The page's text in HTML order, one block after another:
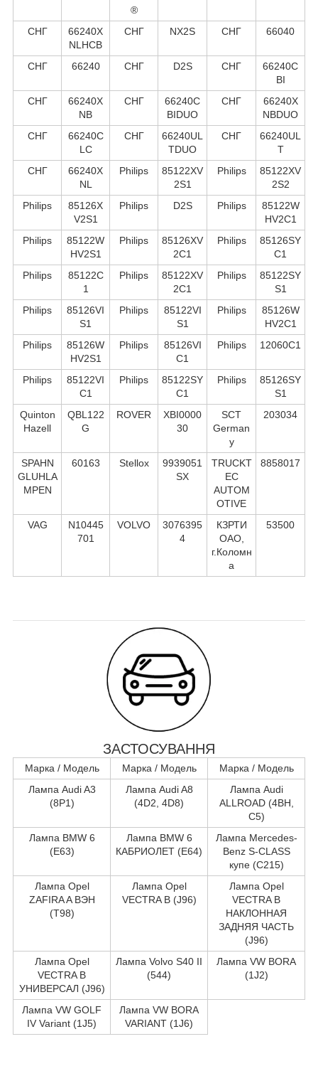
®
СНГ
66240X
NLHCB
СНГ NX2S СНГ 66040
СНГ 66240 СНГ D2S СНГ
66240C
BI
СНГ
66240X
NB
СНГ
66240C
BIDUO
СНГ
66240X
NBDUO
СНГ
66240C
LC
СНГ
66240UL
TDUO
СНГ
66240UL
T
СНГ
66240X
NL
Philips
85122XV
2S1
Philips
85122XV
2S2
Philips
85126X
V2S1
Philips D2S Philips
85122W
HV2C1
Philips
85122W
HV2S1
Philips
85126XV
2C1
Philips
85126SY
C1
Philips
85122C
1
Philips
85122XV
2C1
Philips
85122SY
S1
Philips
85126VI
S1
Philips
85122VI
S1
Philips
85126W
HV2C1
Philips
85126W
HV2S1
Philips
85126VI
C1
Philips 12060C1
Philips
85122VI
C1
Philips
85122SY
C1
Philips
85126SY
S1
Quinton
Hazell
QBL122
G
ROVER
XBI0000
30
SCT
German
y
203034
SPAHN
GLUHLA
MPEN
60163 Stellox
9939051
SX
TRUCKT
EC
AUTOM
OTIVE
8858017
VAG
N10445
701
VOLVO
3076395
4
КЗРТИ
ОАО,
г.Коломн
а
53500
ЗАСТОСУВАННЯ
Марка / Модель Марка / Модель
Марка / Модель
Лампа Audi A3
(8P1)
Лампа Audi A8
(4D2, 4D8)
Лампа Audi
ALLROAD (4BH,
C5)
Лампа BMW 6
(E63)
Лампа BMW 6
КАБРИОЛЕТ (E64)
Лампа Mercedes-
Benz S-CLASS
купе (C215)
Лампа Opel
ZAFIRA A ВЭН
(T98)
Лампа Opel
VECTRA B (J96)
Лампа Opel
VECTRA B
НАКЛОННАЯ
ЗАДНЯЯ ЧАСТЬ
(J96)
Лампа Opel
VECTRA B
УНИВЕРСАЛ (J96)
Лампа Volvo S40 II
(544)
Лампа VW BORA
(1J2)
Лампа VW GOLF
IV Variant (1J5)
Лампа VW BORA
VARIANT (1J6)